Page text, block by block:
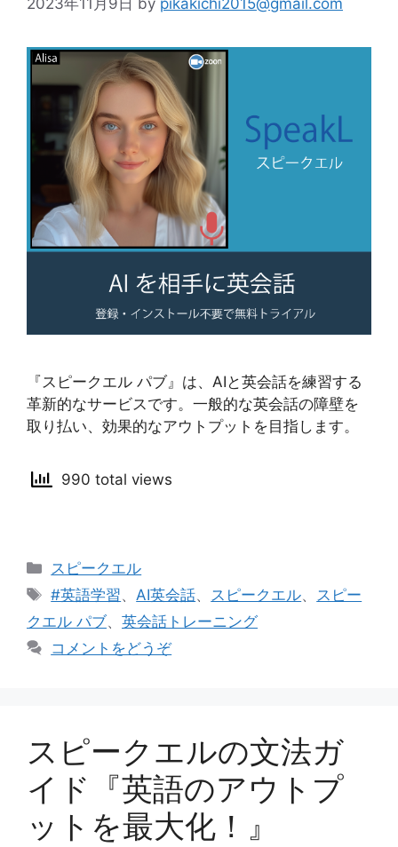
2023年11月9日 by pikakichi2015@gmail.com
『スピークエル パブ』は、AIと英会話を練習する
革新的なサービスです。一般的な英会話の障壁を
取り払い、効果的なアウトプットを目指します。
990 total views
カ
テ
ゴ
リ
ー
スピークエル
タ
グ
#英語学習、 AI英会話、 スピークエル、
スピー
クエル パブ、 英会話トレーニング
コメントをどうぞ
スピークエルの文法ガ
イド『英語のアウトプ
ットを最大化！』